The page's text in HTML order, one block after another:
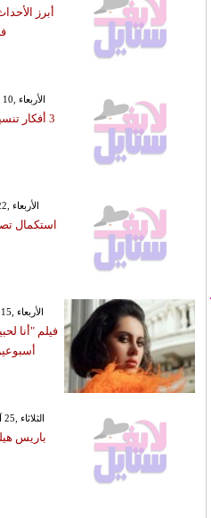
أبرز
GMT 10:33 2020 الأربعاء ,10 حزيران / يونيو
3 أفكار
GMT 12:55 2017 الأربعاء ,22 آذار/ مارس
استكمال
GMT 15:47 2023 الأربعاء ,15 شباط / فبراير
GMT 11:19 2020 الثلاثاء ,25 آب / أغسطس
باريس